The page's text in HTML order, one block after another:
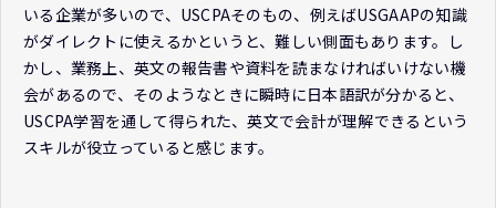
いる企業が多いので、USCPAそのもの、例えばUSGAAPの知識
がダイレクトに使えるかというと、難しい側面もあります。し
かし、業務上、英文の報告書や資料を読まなければいけない機
会があるので、そのようなときに瞬時に日本語訳が分かると、
USCPA学習を通して得られた、英文で会計が理解できるという
スキルが役立っていると感じます。